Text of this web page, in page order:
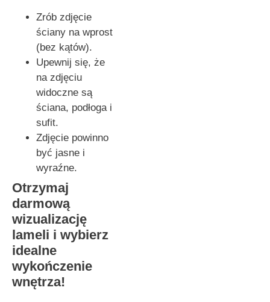
Zrób zdjęcie
ściany na wprost
(bez kątów).
Upewnij się, że
na zdjęciu
widoczne są
ściana, podłoga i
sufit.
Zdjęcie powinno
być jasne i
wyraźne.
Otrzymaj
darmową
wizualizację
lameli i wybierz
idealne
wykończenie
wnętrza!